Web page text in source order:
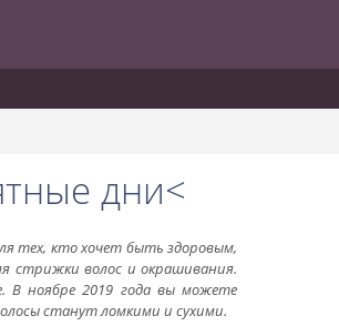
дни<
тех, кто хочет быть здоровым,
стрижки волос и окрашивания.
В ноябре 2019 года вы можете
станут ломкими и сухими.